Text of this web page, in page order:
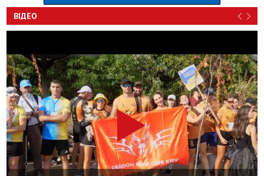
ВІДЕО